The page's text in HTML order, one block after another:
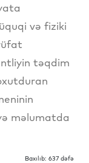
və fiziki
təqdim
məlumatda
Baxılıb: 637 dəfə